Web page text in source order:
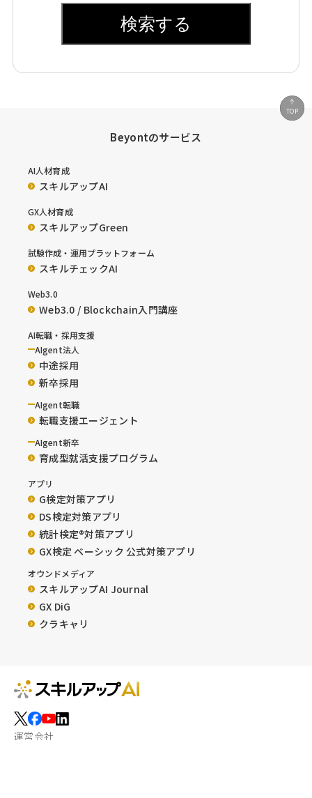
検索する
TOP
Beyontのサービス
AI人材育成
スキルアップAI
GX人材育成
スキルアップGreen
試験作成・運用プラットフォーム
スキルチェックAI
Web3.0
Web3.0 / Blockchain入門講座
AI転職・採用支援
AIgent法人
中途採用
新卒採用
AIgent転職
転職支援エージェント
AIgent新卒
育成型就活支援プログラム
アプリ
G検定対策アプリ
DS検定対策アプリ
統計検定®︎対策アプリ
GX検定 ベーシック 公式対策アプリ
オウンドメディア
スキルアップAI Journal
GX DiG
クラキャリ
運営会社